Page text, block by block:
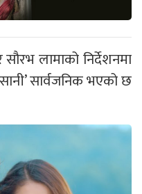
सौरभ लामाको निर्देशनमा
सार्वजनिक भएको छ